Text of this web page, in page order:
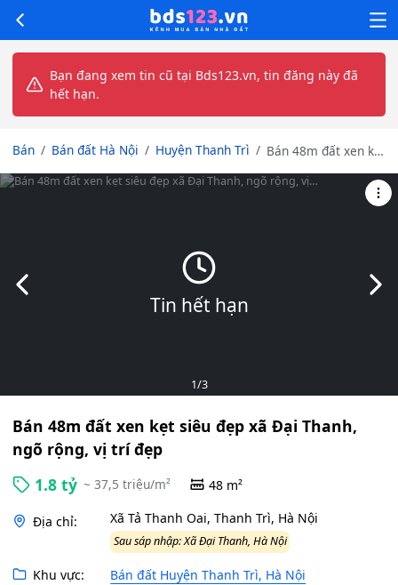
Bạn đang xem tin cũ tại Bds123.vn, tin đăng này đã
hết hạn.
Bán Bán đất Hà Nội Huyện Thanh Trì
Bán 48m đất xen kẹt
Thanh, ngõ rộng, vị
Tin hết hạn
Slide trước
1/3
Bán 48m đất xen kẹt siêu đẹp xã Đại Thanh,
ngõ rộng, vị trí đẹp
1.8 tỷ ~ 37,5 triệu/m² 48 m²
Địa chỉ: Xã Tả Thanh Oai, Thanh Trì, Hà Nội
Sau sáp nhập: Xã Đại Thanh, Hà Nội
Khu vực:
Bán đất Huyện Thanh Trì, Hà Nội